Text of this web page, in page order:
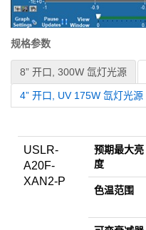
规格参数
8” 开口, 300W 氙灯光源
4” 开口, UV 175W 氙灯光源
USLR-
A20F-
XAN2-P
预期最大亮
度
色温范围